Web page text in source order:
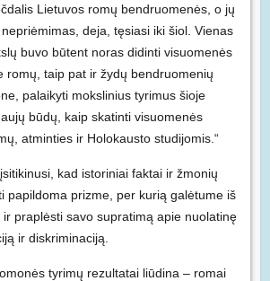
Lietuvos romų bendruomenės, o jų
deja, tęsiasi iki šiol. Vienas
buvo būtent noras didinti visuomenės
romų, taip pat ir žydų bendruomenių
palaikyti mokslinius tyrimus šioje
būdų, kaip skatinti visuomenės
atminties ir Holokausto studijomis.“
kad istoriniai faktai ir žmonių
papildoma prizme, per kurią galėtume iš
praplėsti savo supratimą apie nuolatinę
ir diskriminaciją.
tyrimų rezultatai liūdina – romai